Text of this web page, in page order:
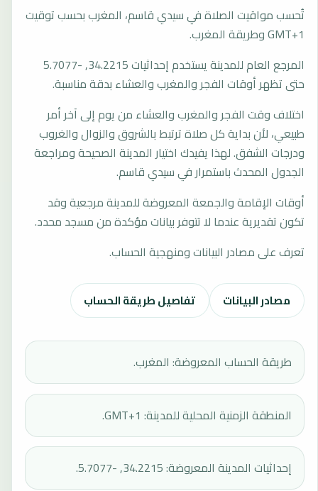
تُحسب مواقيت الصلاة في سيدي قاسم، المغرب بحسب توقيت
GMT+1 وطريقة المغرب.
المرجع العام للمدينة يستخدم إحداثيات 34.2215, -5.7077
حتى تظهر أوقات الفجر والمغرب والعشاء بدقة مناسبة.
اختلاف وقت الفجر والمغرب والعشاء من يوم إلى آخر أمر
طبيعي، لأن بداية كل صلاة ترتبط بالشروق والزوال والغروب
ودرجات الشفق. لهذا يفيدك اختيار المدينة الصحيحة ومراجعة
الجدول المحدث باستمرار في سيدي قاسم.
أوقات الإقامة والجمعة المعروضة للمدينة مرجعية وقد
تكون تقديرية عندما لا تتوفر بيانات مؤكدة من مسجد محدد.
تعرف على مصادر البيانات ومنهجية الحساب.
مصادر البيانات تفاصيل طريقة الحساب
طريقة الحساب المعروضة: المغرب.
المنطقة الزمنية المحلية للمدينة: GMT+1.
إحداثيات المدينة المعروضة: 34.2215, -5.7077.